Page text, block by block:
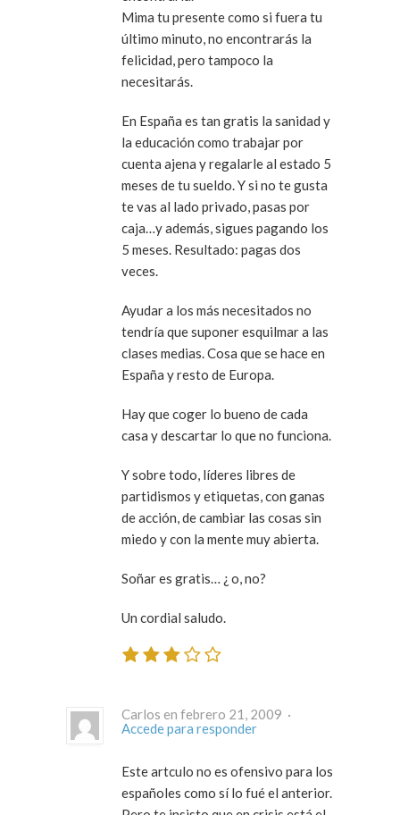
Mima tu presente como si fuera tu
último minuto, no encontrarás la
felicidad, pero tampoco la
necesitarás.
En España es tan gratis la sanidad y
la educación como trabajar por
cuenta ajena y regalarle al estado 5
meses de tu sueldo. Y si no te gusta
te vas al lado privado, pasas por
caja…y además, sigues pagando los
5 meses. Resultado: pagas dos
veces.
Ayudar a los más necesitados no
tendría que suponer esquilmar a las
clases medias. Cosa que se hace en
España y resto de Europa.
Hay que coger lo bueno de cada
casa y descartar lo que no funciona.
Y sobre todo, líderes libres de
partidismos y etiquetas, con ganas
de acción, de cambiar las cosas sin
miedo y con la mente muy abierta.
Soñar es gratis… ¿ o, no?
Un cordial saludo.
Carlos en febrero 21, 2009 ·
Accede para responder
Este artculo no es ofensivo para los
españoles como sí lo fué el anterior.